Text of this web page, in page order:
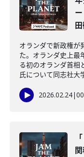
オランダで新政権が
た。オランダ史上最
る初のオランダ首相
氏について同志社大
2026.02.24|